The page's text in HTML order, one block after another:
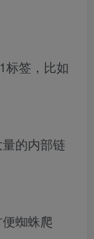
签，比如
的内部链
蜘蛛爬